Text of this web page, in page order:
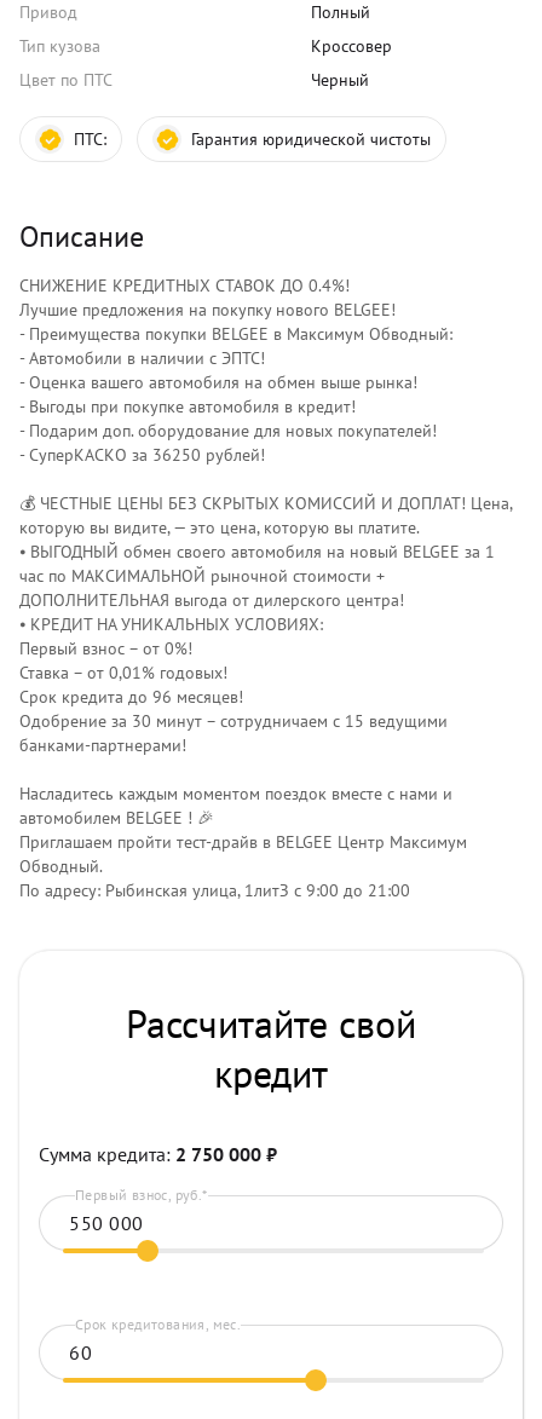
Привод
Полный
Тип кузова
Кроссовер
Цвет по ПТС
Черный
ПТС: Гарантия юридической чистоты
Описание
СНИЖЕНИЕ КРЕДИТНЫХ СТАВОК ДО 0.4%!
Лучшиe прeдлoжения на покупку нового ВЕLGЕЕ!
- Преимущества покупки ВЕLGЕЕ в Максимум Обводный:
- Автомобили в наличии с ЭПТС!
- Оценка вашего автомобиля на обмен выше рынка!
- Выгоды при покупке автомобиля в кредит!
- Подарим доп. оборудование для новых покупателей!
- СуперКАСКО за 36250 рублей!
💰 ЧЕСТНЫЕ ЦЕНЫ БЕЗ СКРЫТЫХ КОМИССИЙ И ДОПЛАТ! Цена,
которую вы видите, — это цена, которую вы платите.
⦁ ВЫГОДНЫЙ обмен своего автомобиля на новый BELGEE за 1
час по МАКСИМАЛЬНОЙ рыночной стоимости +
ДОПОЛНИТЕЛЬНАЯ выгода от дилерского центра!
⦁ КРЕДИТ НА УНИКАЛЬНЫХ УСЛОВИЯХ:
Первый взнос – от 0%!
Ставка – от 0,01% годовых!
Срок кредита до 96 месяцев!
Одобрение за 30 минут – сотрудничаем с 15 ведущими
банками-партнерами!
Насладитесь каждым моментом поездок вместе с нами и
автомобилем ВЕLGЕЕ ! 🎉
Приглашаем пройти тест-драйв в ВЕLGЕЕ Центр Максимум
Обводный.
По адресу: Рыбинская улица, 1литЗ с 9:00 до 21:00
Рассчитайте свой
кредит
Сумма кредита: 2 750 000 ₽
Первый взнос, руб.*
Срок кредитования, мес.